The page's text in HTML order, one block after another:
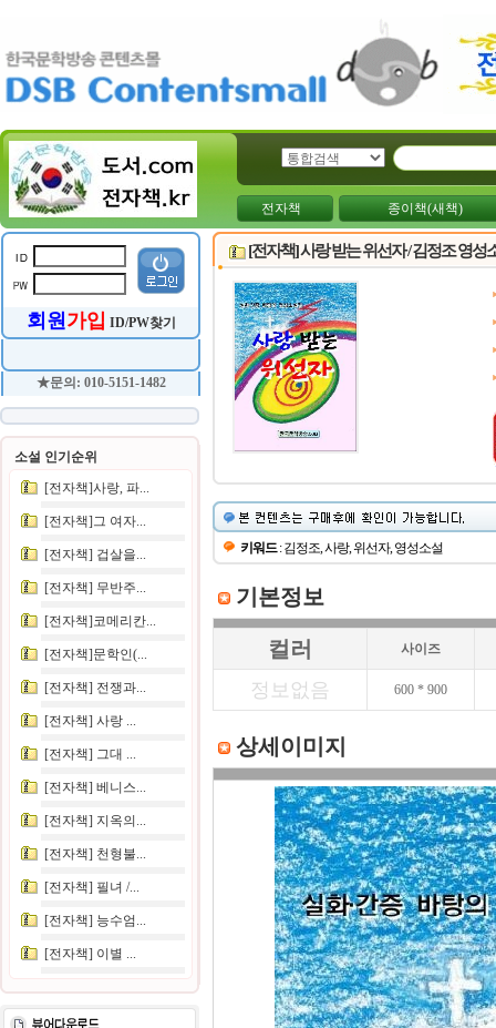
전자책 종이책(새책)
회원가입 ID/PW찾기
★문의: 010-5151-1482
소설 인기순위
[전자책]사랑, 파...
[전자책]그 여자...
[전자책] 겁살을...
[전자책] 무반주...
[전자책]코메리칸...
[전자책]문학인(...
[전자책] 전쟁과...
[전자책] 사랑 ...
[전자책] 그대 ...
[전자책] 베니스...
[전자책] 지옥의...
[전자책] 천형불...
[전자책] 필녀 /...
[전자책] 능수엄...
[전자책] 이별 ...
[전자책] 사랑 받는 위선자 / 김정조 영성
키워드: 김정조, 사랑, 위선자, 영성소설
기본정보
컬러 사이즈
정보없음 600 * 900
상세이미지